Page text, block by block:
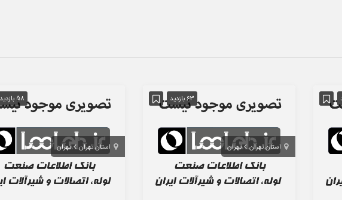
63 بازدید
استان تهران تهران
58 بازدید
استان تهران تهران